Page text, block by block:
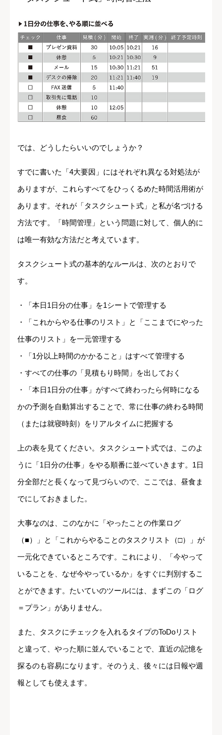
では、どうしたらいいのでしょうか？
すでに書いた「4大要因」にはそれぞれ異なる対処法が
ありますが、これらすべてをひっくるめた時間活用術が
あります。それが「タスクシュート式」と私が名づける
方法です。「時間管理」という問題に対して、個人的に
は唯一有効な方法だと考えています。
タスクシュート式の基本的なルールは、次のとおりで
す。
・「本日1日分の仕事」を1シートで管理する
・「これからやる仕事のリスト」と「ここまでにやった
仕事のリスト」を一元管理する
・「1分以上時間のかかること」はすべて管理する
・すべての仕事の「見積もり時間」を出しておく
・「本日1日分の仕事」がすべて終わったら何時になる
かの予測を自動算出することで、常に仕事の終わる時間
（または就寝時刻）をリアルタイムに把握する
上の表を見てください。タスクシュート式では、このよ
うに「1日分の仕事」をやる順番に並べていきます。1日
分全部だと長くなって見づらいので、ここでは、昼食ま
でにしておきました。
大事なのは、このなかに「やったことの作業ログ
（■）」と「これからやることのタスクリスト（□）」が
一元化できているところです。これにより、「今やって
いることを、なぜ今やっているか」をすぐに判別するこ
とができます。たいていのツールには、まずこの「ログ
＝プラン」がありません。
また、タスクにチェックを入れるタイプのToDoリスト
と違って、やった順に並んでいることで、直近の記憶を
探るのも容易になります。そのうえ、後々には日報や週
報としても使えます。